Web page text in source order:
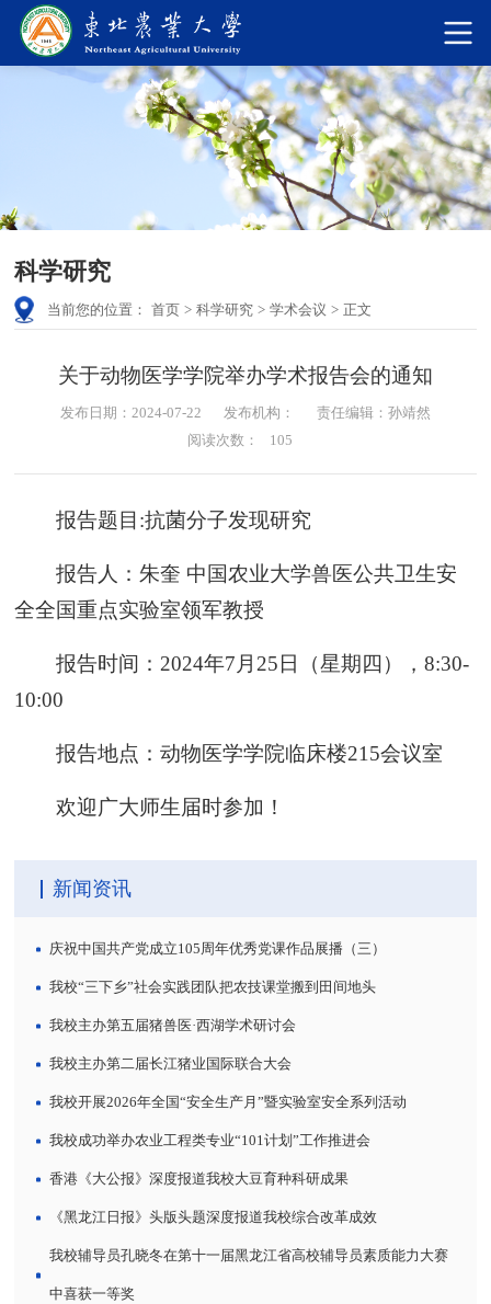
科学研究
当前您的位置： 首页 > 科学研究 > 学术会议 > 正文
关于动物医学学院举办学术报告会的通知
发布日期：2024-07-22 发布机构：
责任编辑：孙靖然
阅读次数：
105
报告题目:抗菌分子发现研究
报告人：朱奎 中国农业大学兽医公共卫生安
全全国重点实验室领军教授
报告时间：2024年7月25日（星期四），8:30-
10:00
报告地点：动物医学学院临床楼215会议室
欢迎广大师生届时参加！
新闻资讯
庆祝中国共产党成立105周年优秀党课作品展播（三）
我校“三下乡”社会实践团队把农技课堂搬到田间地头
我校主办第五届猪兽医·西湖学术研讨会
我校主办第二届长江猪业国际联合大会
我校开展2026年全国“安全生产月”暨实验室安全系列活动
我校成功举办农业工程类专业“101计划”工作推进会
香港《大公报》深度报道我校大豆育种科研成果
《黑龙江日报》头版头题深度报道我校综合改革成效
我校辅导员孔晓冬在第十一届黑龙江省高校辅导员素质能力大赛
中喜获一等奖